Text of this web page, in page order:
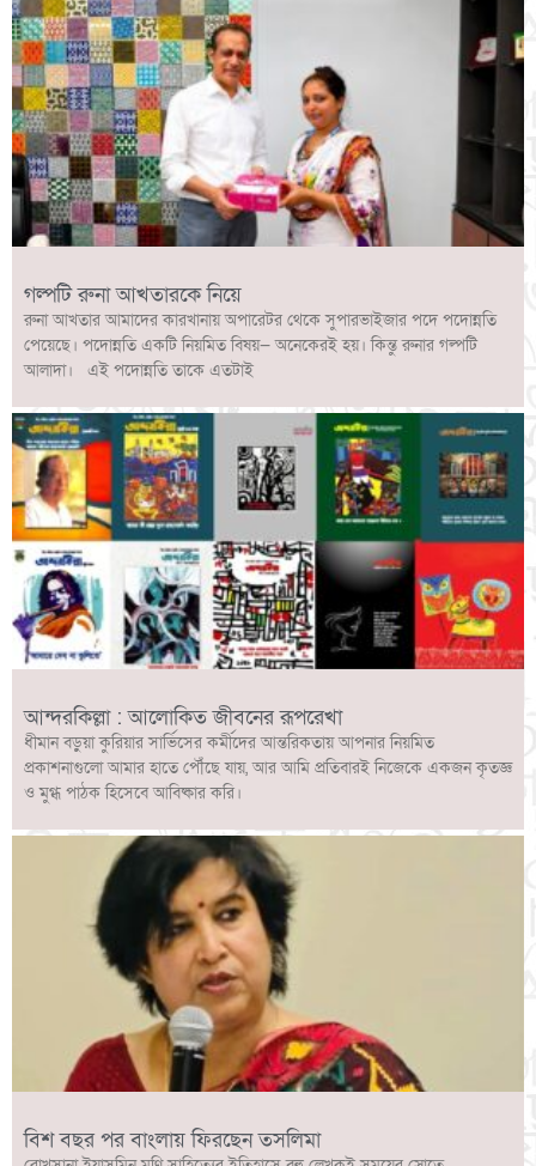
গল্পটি রুনা আখতারকে নিয়ে
রুনা আখতার আমাদের কারখানায় অপারেটর থেকে সুপারভাইজার পদে পদোন্নতি
পেয়েছে। পদোন্নতি একটি নিয়মিত বিষয়— অনেকেরই হয়। কিন্তু রুনার গল্পটি
আলাদা। এই পদোন্নতি তাকে এতটাই
আন্দরকিল্লা : আলোকিত জীবনের রূপরেখা
ধীমান বড়ুয়া কুরিয়ার সার্ভিসের কর্মীদের আন্তরিকতায় আপনার নিয়মিত
প্রকাশনাগুলো আমার হাতে পৌঁছে যায়, আর আমি প্রতিবারই নিজেকে একজন কৃতজ্ঞ
ও মুগ্ধ পাঠক হিসেবে আবিষ্কার করি।
বিশ বছর পর বাংলায় ফিরছেন তসলিমা